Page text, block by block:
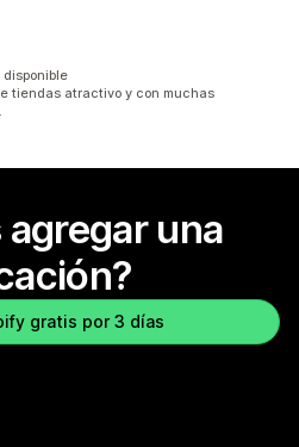
disponible
tiendas atractivo y con muchas
agregar una
gratis por 3 días